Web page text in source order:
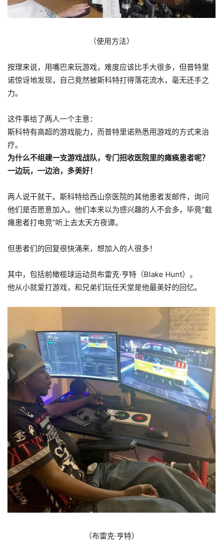
（使用方法）
按理来说，用嘴巴来玩游戏，难度应该比手大很多，但普特里
诺惊讶地发现，自己竟然被斯科特打得落花流水，毫无还手之
力。
这件事给了两人一个主意：
斯科特有高超的游戏能力，而普特里诺熟悉用游戏的方式来治
疗。
为什么不组建一支游戏战队，专门招收医院里的瘫痪患者呢？
一边玩，一边治，多美好！
两人说干就干。斯科特给西山奈医院的其他患者发邮件，询问
他们是否愿意加入。他们本来以为感兴趣的人不会多，毕竟“截
瘫患者打电竞”听上去太天方夜谭。
但患者们的回复很快涌来，想加入的人很多！
其中，包括前橄榄球运动员布雷克·亨特（Blake Hunt）。
他从小就爱打游戏，和兄弟们玩任天堂是他最美好的回忆。
（布雷克·亨特）